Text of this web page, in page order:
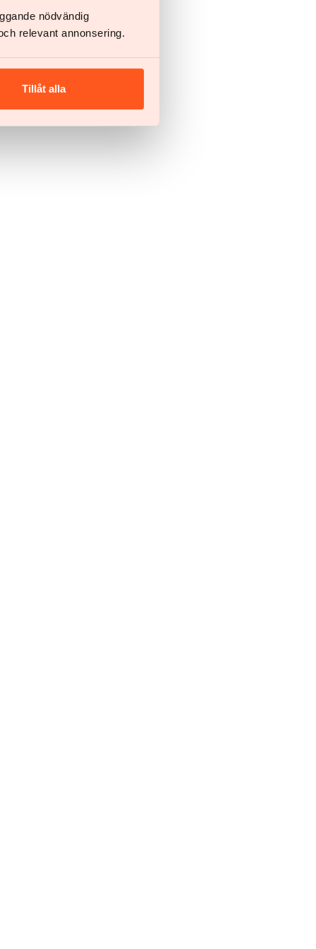
nödvändig
relevant annonsering.
Tillåt alla